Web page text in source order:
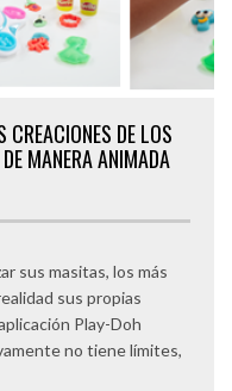
DE LOS
MANERA ANIMADA
sus masitas, los más
sus propias
Play-Doh
no tiene límites,